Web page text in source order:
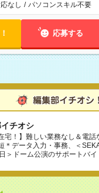
なし / パソコンスキル不要
応募する
チオシ
宅！】難しい業務なし＆電
＊データ入力・事務、＜
＞ドーム公演のサポートバイ